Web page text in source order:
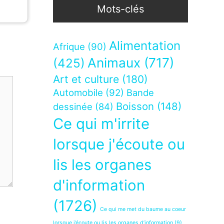
Mots-clés
Afrique (90) Alimentation
(425) Animaux (717)
Art et culture (180)
Automobile (92) Bande
dessinée (84) Boisson (148)
Ce qui m'irrite
lorsque j'écoute ou
lis les organes
d'information
(1726)
Ce qui me met du baume au coeur